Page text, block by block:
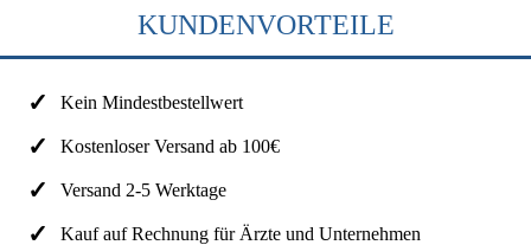
KUNDENVORTEILE
Kein Mindestbestellwert
Kostenloser Versand ab 100€
Versand 2-5 Werktage
Kauf auf Rechnung für Ärzte und Unternehmen